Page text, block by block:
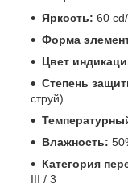
Яркость: 60
Форма
Цвет
Степень
струй)
Влажность:
Категория
III / 3